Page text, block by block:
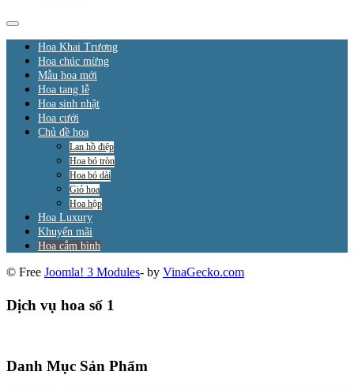
Hoa Khai Trương
Hoa chúc mừng
Mẫu hoa mới
Hoa tang lễ
Hoa sinh nhật
Hoa cưới
Chủ đề hoa
Lan hồ điệp
Hoa bó tròn
Hoa bó dài
Giỏ hoa
Hoa hộp
Hoa Luxury
Khuyến mãi
Hoa cắm bình
© Free Joomla! 3 Modules- by VinaGecko.com
Dịch vụ hoa số 1
Danh Mục Sản Phẩm